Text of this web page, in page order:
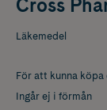
Cross
Läkemedel
För att kunna
Ingår ej i förmån